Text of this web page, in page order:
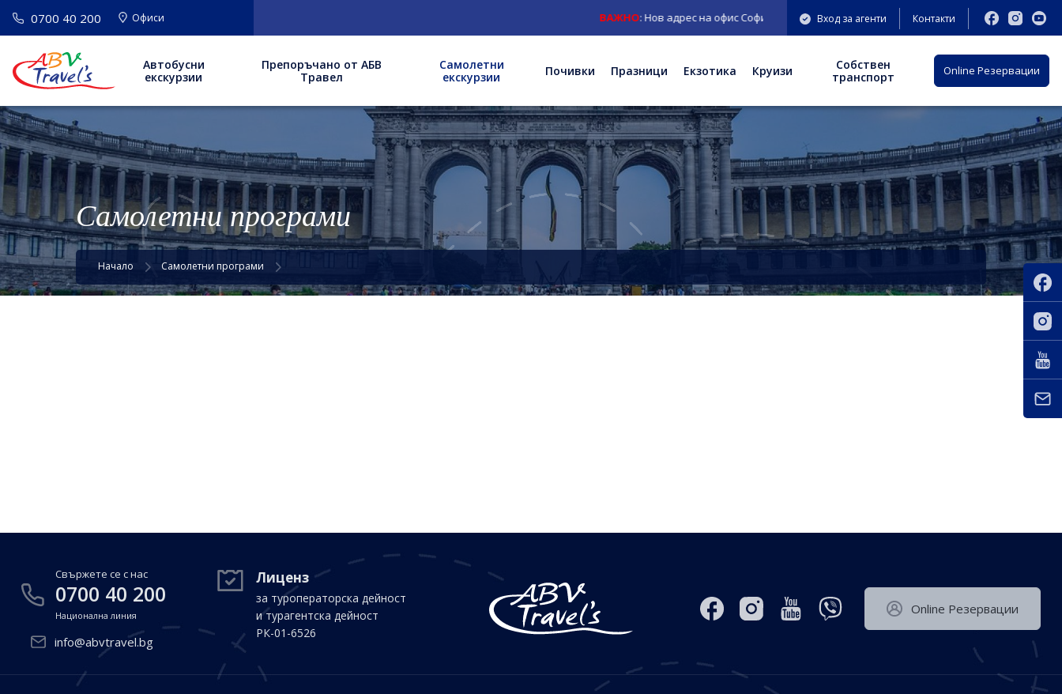
0700 40 200 Офиси ВАЖНО: Нов адрес на офис София: бул. "Княгиня Мария Луиза" 9-11 ет.3;
Вход за агенти Контакти
Автобусни
екскурзии
Препоръчано от АБВ
Травел
Самолетни
екскурзии
Почивки Празници Екзотика Круизи
Собствен
транспорт
Оnline Резервации
Самолетни програми
Начало Самолетни програми
Свържете се с нас
0700 40 200
Национална линия
info@abvtravel.bg
Лиценз
за туроператорска дейност
и турагентска дейност
РК-01-6526
Оnline Резервации